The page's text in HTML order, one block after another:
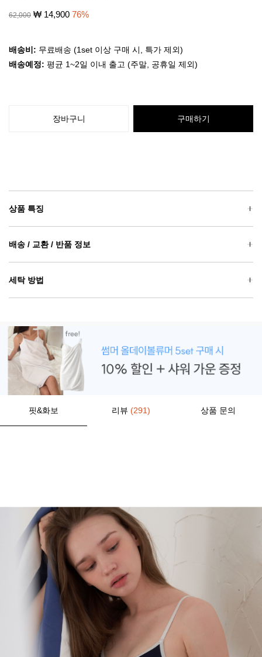
62,000 ₩ 14,900 76%
배송비: 무료배송 (1set 이상 구매 시, 특가 제외)
배송예정: 평균 1~2일 이내 출고 (주말, 공휴일 제외)
장바구니 구매하기
상품 특징
배송 / 교환 / 반품 정보
세탁 방법
핏&화보 리뷰 (291) 상품 문의